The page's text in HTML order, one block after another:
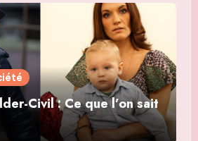
Civil : Ce que l’on sait